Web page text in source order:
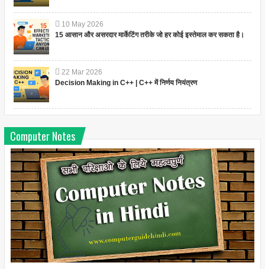
10 May 2026
15 आसान और असरदार मार्केटिंग तरीके जो हर कोई इस्तेमाल कर सकता है।
22 Mar 2026
Decision Making in C++ | C++ में निर्णय नियंत्रण
Computer Notes